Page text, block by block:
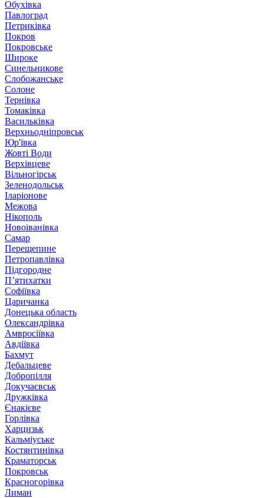
Обухівка
Павлоград
Петриківка
Покров
Покровське
Широке
Синельникове
Слобожанське
Солоне
Тернівка
Томаківка
Васильківка
Верхньодніпровськ
Юр'ївка
Жовті Води
Верхівцеве
Вільногірськ
Зеленодольськ
Іларіонове
Межова
Нікополь
Новоіванівка
Самар
Перещепине
Петропавлівка
Підгородне
П’ятихатки
Софіївка
Царичанка
Донецька область
Олександрівка
Амвросіївка
Авдіївка
Бахмут
Дебальцеве
Добропілля
Докучаєвськ
Дружківка
Єнакієве
Горлівка
Харцизьк
Кальміуське
Костянтинівка
Краматорськ
Покровськ
Красногорівка
Лиман